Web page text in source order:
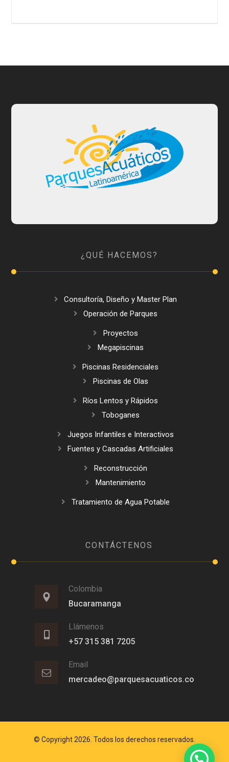
¿QUÉ HACEMOS?
Consultoría, Diseño y Master Plan
Operación de Parques
Proyectos
Megapiscinas
Piscinas Residenciales
Piscinas de Olas
Ríos Lentos y Rápidos
Toboganes
Juegos Infantiles e Interactivos
Fuentes y Cascadas Artificiales
Reconstrucción
Mantenimiento
Tratamiento de Agua Potable
CONTÁCTENOS
Colombia
Bucaramanga
Llámenos
+57 315 381 7205
Email
mercadeo@parquesacuaticos.co
© Copyright 2026. Todos los derechos reservados.